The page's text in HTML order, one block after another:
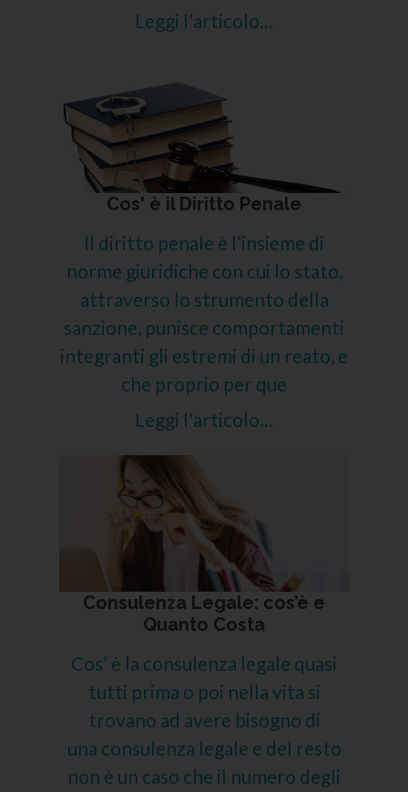
Leggi l'articolo...
Cos' è il Diritto Penale
Il diritto penale è l’insieme di
norme giuridiche con cui lo stato,
attraverso lo strumento della
sanzione, punisce comportamenti
integranti gli estremi di un reato, e
che proprio per que
Leggi l'articolo...
Consulenza Legale: cos’è e
Quanto Costa
Cos’ è la consulenza legale quasi
tutti prima o poi nella vita si
trovano ad avere bisogno di
una consulenza legale e del resto
non è un caso che il numero degli